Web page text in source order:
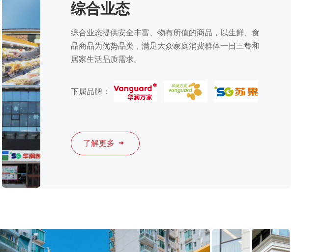
综合业态
综合业态提供安全丰富、物有所值的商品，以生鲜、食
品商品为优势品类，满足大众家庭消费群体一日三餐和
居家生活品质需求。
下属品牌：
了解更多